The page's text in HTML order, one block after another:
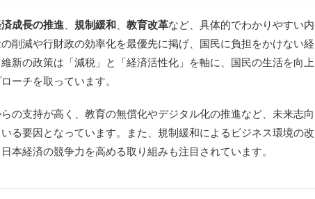
成長の推進、 規制緩和、 教育改革など、具体的でわかりやすい内
削減や行財政の効率化を最優先に掲げ、国民に負担をかけない経
新の政策は「減税」と「経済活性化」を軸に、国民の生活を向上
ーチを取っています。
の支持が高く、教育の無償化やデジタル化の推進など、未来志向
る要因となっています。また、規制緩和によるビジネス環境の改
本経済の競争力を高める取り組みも注目されています。